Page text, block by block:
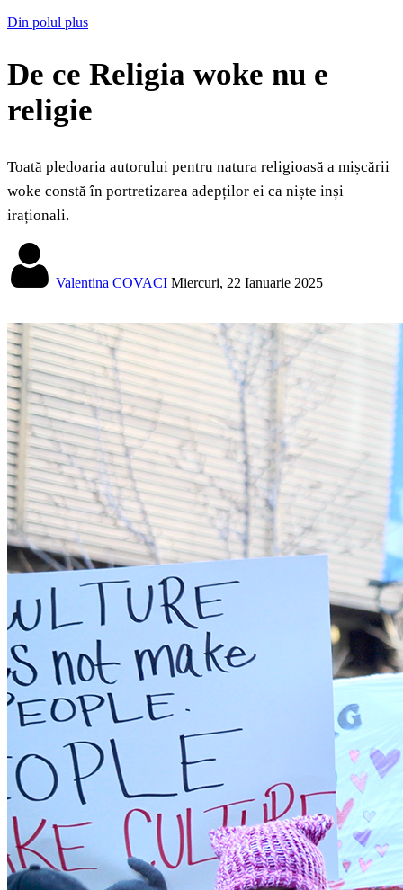
Din polul plus
De ce Religia woke nu e
religie
Toată pledoaria autorului pentru natura religioasă a mișcării
woke constă în portretizarea adepților ei ca niște inși
iraționali.
Valentina COVACI Miercuri, 22 Ianuarie 2025